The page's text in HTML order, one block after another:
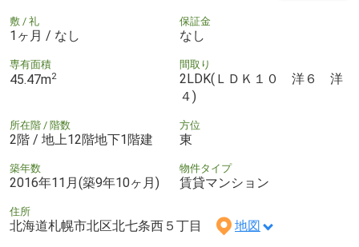
敷 / 礼
1ヶ月 / なし
保証金
なし
専有面積
45.47m2
間取り
2LDK(ＬＤＫ１０ 洋６ 洋
４)
所在階 / 階数
2階 / 地上12階地下1階建
方位
東
築年数
2016年11月(築9年10ヶ月)
物件タイプ
賃貸マンション
住所
北海道札幌市北区北七条西５丁目 地図